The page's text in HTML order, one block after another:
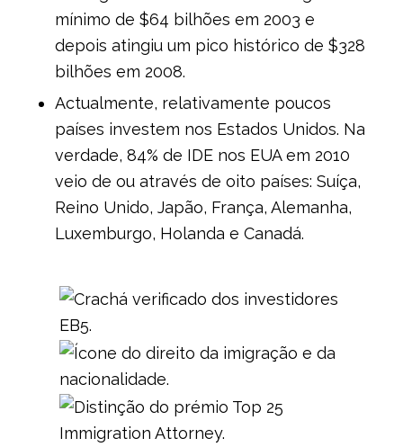
mínimo de $64 bilhões em 2003 e
depois atingiu um pico histórico de $328
bilhões em 2008.
Actualmente, relativamente poucos
países investem nos Estados Unidos. Na
verdade, 84% de IDE nos EUA em 2010
veio de ou através de oito países: Suíça,
Reino Unido, Japão, França, Alemanha,
Luxemburgo, Holanda e Canadá.